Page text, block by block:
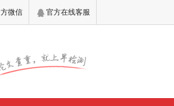
微信 官方在线客服